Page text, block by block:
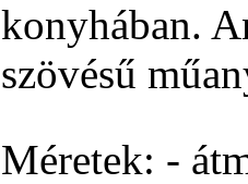
konyhában.
szövésű
Méretek: -